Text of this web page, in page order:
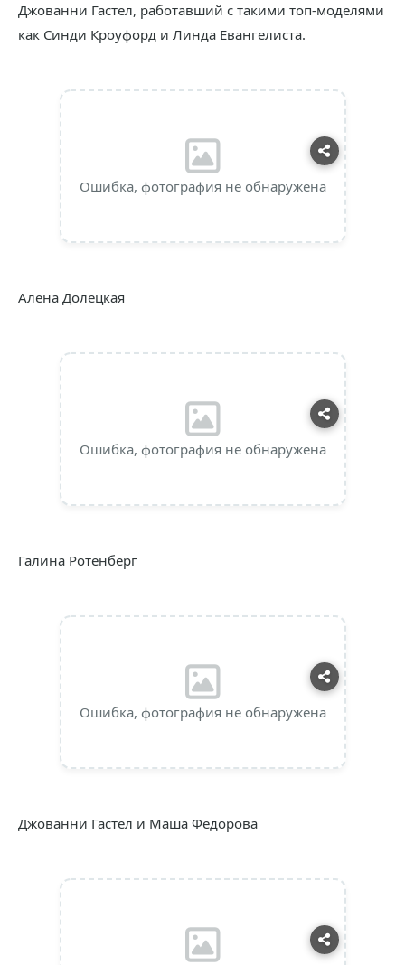
Джованни Гастел, работавший с такими топ-моделями
как Синди Кроуфорд и Линда Евангелиста.
Ошибка, фотография не обнаружена
Алена Долецкая
Ошибка, фотография не обнаружена
Галина Ротенберг
Ошибка, фотография не обнаружена
Джованни Гастел и Маша Федорова